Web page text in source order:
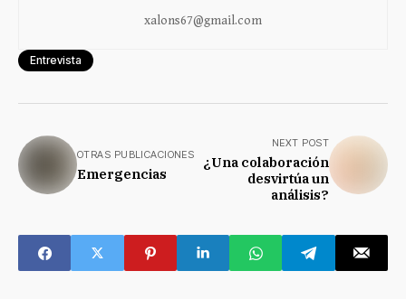
xalons67@gmail.com
Entrevista
OTRAS PUBLICACIONES
Emergencias
NEXT POST
¿Una colaboración
desvirtúa un
análisis?